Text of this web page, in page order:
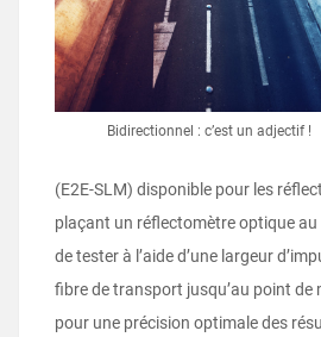
Bidirectionnel : c’est un adjectif !
(E2E-SLM) disponible pour les
plaçant un réflectomètre optique au
de tester à l’aide d’une largeur
fibre de transport jusqu’au point de
pour une précision optimale des